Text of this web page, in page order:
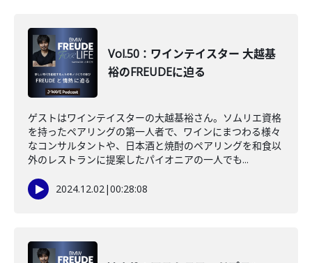
Vol.50：ワインテイスター 大越基
裕のFREUDEに迫る
ゲストはワインテイスターの大越基裕さん。ソムリエ資格
を持ったペアリングの第一人者で、ワインにまつわる様々
なコンサルタントや、日本酒と焼酎のペアリングを和食以
外のレストランに提案したパイオニアの一人でも...
2024.12.02|00:28:08